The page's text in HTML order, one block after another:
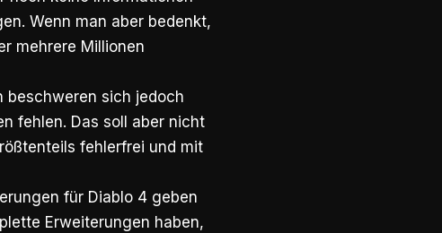
Wenn man aber bedenkt,
mehrere Millionen
beschweren sich jedoch
fehlen. Das soll aber nicht
fehlerfrei und mit
für Diablo 4 geben
Erweiterungen haben,